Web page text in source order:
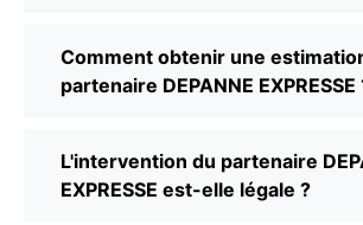
Comment obtenir une
partenaire DEPANNE EXPRESSE
L'intervention du partenaire
EXPRESSE est-elle légale ?